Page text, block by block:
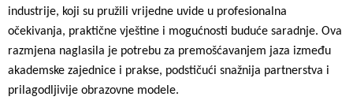
industrije, koji su pružili vrijedne uvide u profesionalna
očekivanja, praktične vještine i mogućnosti buduće saradnje. Ova
razmjena naglasila je potrebu za premošćavanjem jaza između
akademske zajednice i prakse, podstičući snažnija partnerstva i
prilagodljivije obrazovne modele.